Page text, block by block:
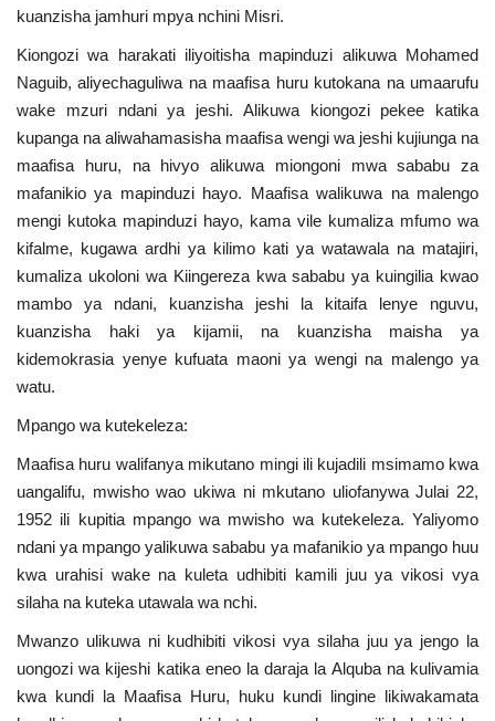
kuanzisha jamhuri mpya nchini Misri.
Kiongozi wa harakati iliyoitisha mapinduzi alikuwa Mohamed
Naguib, aliyechaguliwa na maafisa huru kutokana na umaarufu
wake mzuri ndani ya jeshi. Alikuwa kiongozi pekee katika
kupanga na aliwahamasisha maafisa wengi wa jeshi kujiunga na
maafisa huru, na hivyo alikuwa miongoni mwa sababu za
mafanikio ya mapinduzi hayo. Maafisa walikuwa na malengo
mengi kutoka mapinduzi hayo, kama vile kumaliza mfumo wa
kifalme, kugawa ardhi ya kilimo kati ya watawala na matajiri,
kumaliza ukoloni wa Kiingereza kwa sababu ya kuingilia kwao
mambo ya ndani, kuanzisha jeshi la kitaifa lenye nguvu,
kuanzisha haki ya kijamii, na kuanzisha maisha ya
kidemokrasia yenye kufuata maoni ya wengi na malengo ya
watu.
Mpango wa kutekeleza:
Maafisa huru walifanya mikutano mingi ili kujadili msimamo kwa
uangalifu, mwisho wao ukiwa ni mkutano uliofanywa Julai 22,
1952 ili kupitia mpango wa mwisho wa kutekeleza. Yaliyomo
ndani ya mpango yalikuwa sababu ya mafanikio ya mpango huu
kwa urahisi wake na kuleta udhibiti kamili juu ya vikosi vya
silaha na kuteka utawala wa nchi.
Mwanzo ulikuwa ni kudhibiti vikosi vya silaha juu ya jengo la
uongozi wa kijeshi katika eneo la daraja la Alquba na kulivamia
kwa kundi la Maafisa Huru, huku kundi lingine likiwakamata